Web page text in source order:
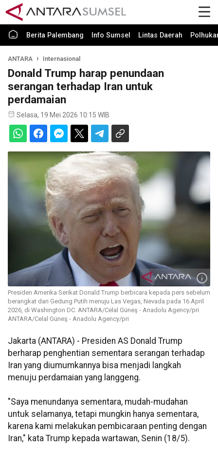
Berita Palembang Info Sumsel Lintas Daerah
ANTARA Internasional
Donald Trump harap penundaan
serangan terhadap Iran untuk
perdamaian
Selasa, 19 Mei 2026 10:15 WIB
Presiden Amerika Serikat Donald Trump berbicara kepada pers sebelum
berangkat dari Gedung Putih menuju Las Vegas, Nevada pada 16 April
2026, di Washington DC. ANTARA/Celal Güneş - Anadolu Agency/pri.
ANTARA/Celal Güneş - Anadolu Agency/pri
Jakarta (ANTARA) - Presiden AS Donald Trump
berharap penghentian sementara serangan terhadap
Iran yang diumumkannya bisa menjadi langkah
menuju perdamaian yang langgeng.
"Saya menundanya sementara, mudah-mudahan
untuk selamanya, tetapi mungkin hanya sementara,
karena kami melakukan pembicaraan penting dengan
Iran," kata Trump kepada wartawan, Senin (18/5).